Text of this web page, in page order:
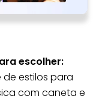
escolher:
estilos para
com caneta e